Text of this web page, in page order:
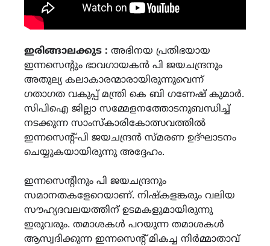
ഇരിങ്ങാലക്കുട : അഭിനയ പ്രതിഭയായ
ഇന്നസെൻ്റും ഭാവഗായകൻ പി ജയചന്ദ്രനും
അതുല്യ കലാകാരന്മാരായിരുന്നുവെന്ന്
ഗതാഗത വകുപ്പ് മന്ത്രി കെ ബി ഗണേഷ് കുമാർ.
സിപിഐ ജില്ലാ സമ്മേളനത്തോടനുബന്ധിച്ച്
നടക്കുന്ന സാംസ്കാരികോത്സവത്തിൽ
ഇന്നസെന്റ്-പി ജയചന്ദ്രൻ സ്മരണ ഉദ്ഘാടനം
ചെയ്യുകയായിരുന്നു അദ്ദേഹം.
ഇന്നസെൻ്റിനും പി ജയചന്ദ്രനും
സമാനതകളേറെയാണ്. നിഷ്കളങ്കരും വലിയ
സൗഹ്യദവലയത്തിന് ഉടമകളുമായിരുന്നു
ഇരുവരും. തമാശകൾ പറയുന്ന തമാശകൾ
ആസ്വദിക്കുന്ന ഇന്നസെൻ്റ് മികച്ച നിർമ്മാതാവ്